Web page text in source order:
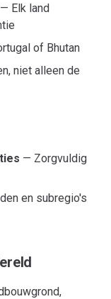
— Elk land
of Bhutan
niet alleen de
— Zorgvuldig
en subregio's